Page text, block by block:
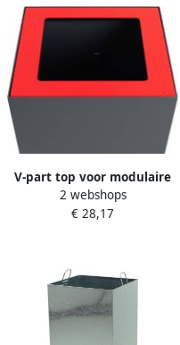
V-part top voor modulaire
afvalbak 85 l en 90 l rood
2 webshops
€ 28,17